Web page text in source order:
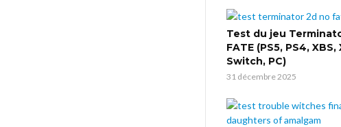
Test du jeu
FATE (PS5, PS4, XBS,
Switch, PC)
31 décembre 2025